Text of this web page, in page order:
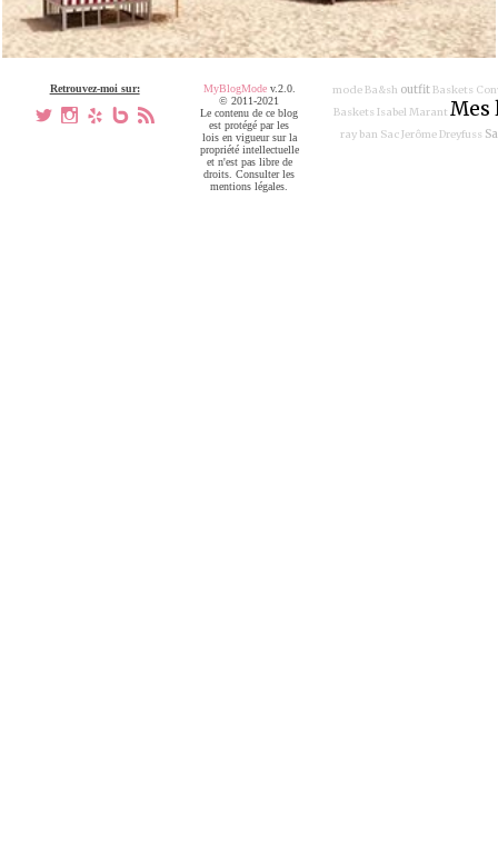
Retrouvez-moi sur:
a x h V ,
modeBa&sh outfitBaskets
Baskets Isabel Marant Mes
ray ban Sac Jerôme Dreyfuss
MyBlogModev.2.0.
© 2011-2021
Le contenu de ce blog
est protégé par les
lois en vigueur sur la
propriété intellectuelle
et n'est pas libre de
droits. Consulter les
mentions légales.